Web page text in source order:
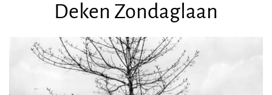
Deken Zondaglaan